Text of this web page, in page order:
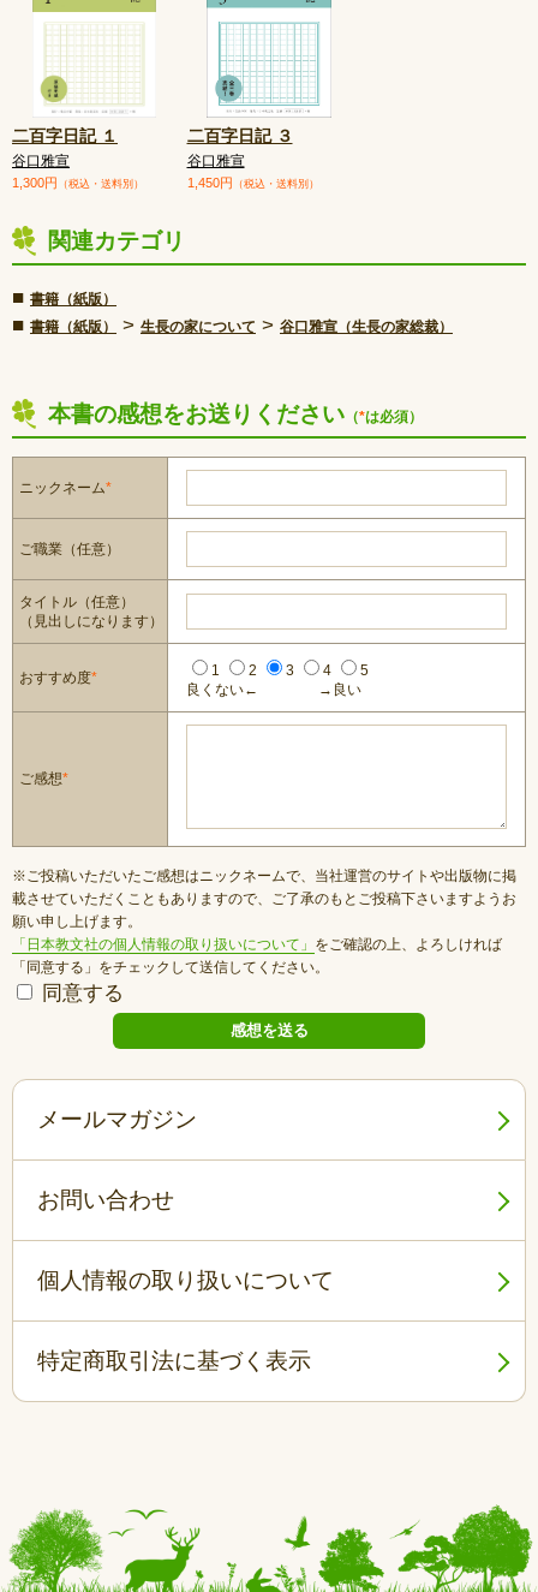
二百字日記 １
谷口雅宣
1,300円 （税込・送料別）
二百字日記 ３
谷口雅宣
1,450円 （税込・送料別）
関連カテゴリ
■ 書籍（紙版）
■ 書籍（紙版） > 生長の家について > 谷口雅宣（生長の家総裁）
本書の感想をお送りください （*は必須）
ニックネーム*
ご職業（任意）
タイトル（任意）
（見出しになります）
おすすめ度* 1 2 3 4
5
良くない←
→良い
ご感想*
※ご投稿いただいたご感想はニックネームで、当社運営のサイトや出版物に掲
載させていただくこともありますので、ご了承のもとご投稿下さいますようお
願い申し上げます。
「日本教文社の個人情報の取り扱いについて」 をご確認の上、よろしければ
「同意する」をチェックして送信してください。
同意する
メールマガジン
お問い合わせ
個人情報の取り扱いについて
特定商取引法に基づく表示